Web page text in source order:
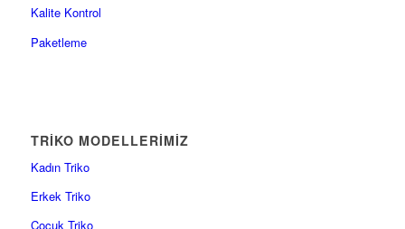
Kalite Kontrol
Paketleme
TRİKO MODELLERİMİZ
Kadın Triko
Erkek Triko
Çocuk Triko